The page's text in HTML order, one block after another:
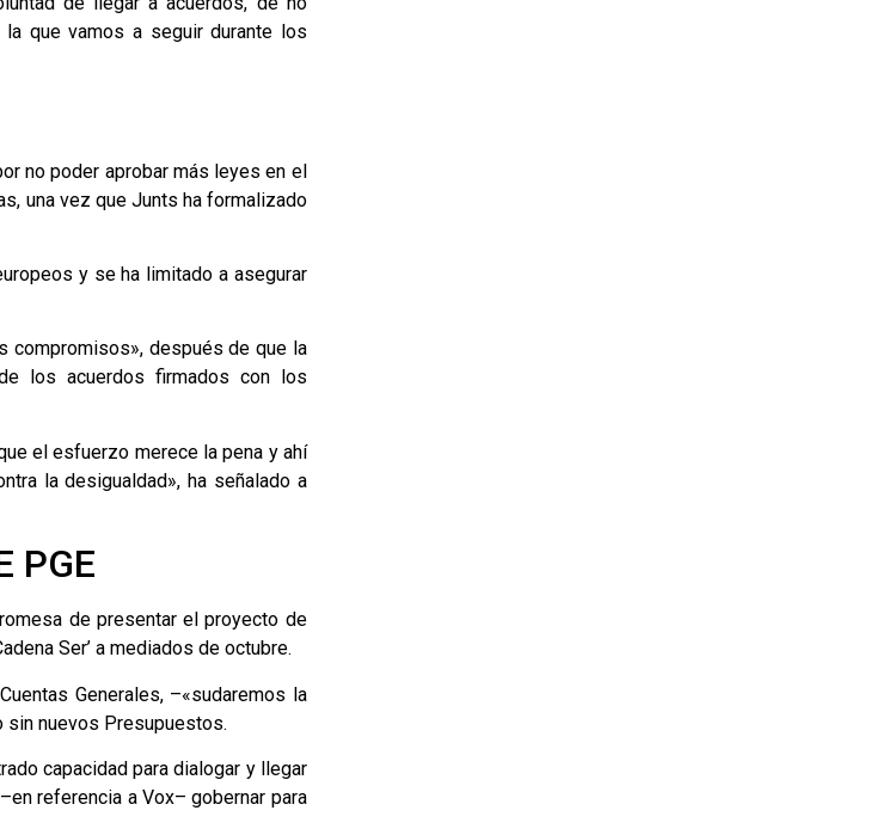
que vamos a seguir durante los
no poder aprobar más leyes en el
una vez que Junts ha formalizado
y se ha limitado a asegurar
compromisos», después de que la
los acuerdos firmados con los
el esfuerzo merece la pena y ahí
la desigualdad», ha señalado a
PGE
de presentar el proyecto de
Ser’ a mediados de octubre.
Generales, –«sudaremos la
sin nuevos Presupuestos.
capacidad para dialogar y llegar
referencia a Vox– gobernar para